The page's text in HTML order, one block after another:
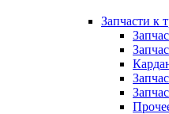
Запчасти к